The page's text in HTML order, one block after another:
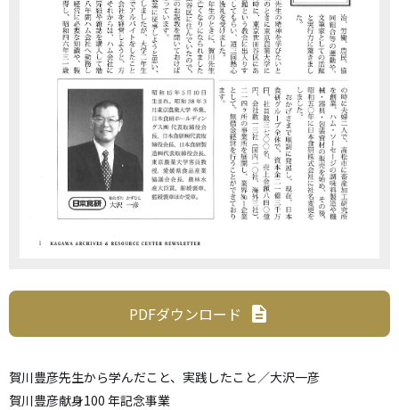
PDFダウンロード description
賀川豊彦先生から学んだこと、実践したこと／大沢一彦
賀川豊彦献身100 年記念事業